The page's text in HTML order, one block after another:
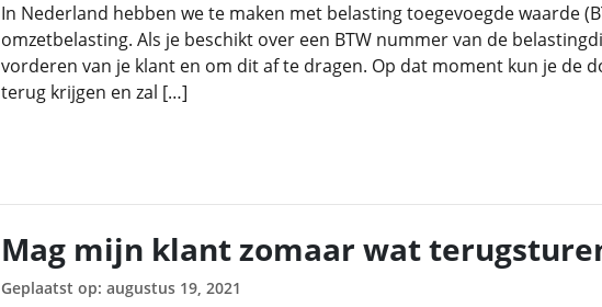
In Nederland hebben we te maken met belasting toegevoegde waarde
omzetbelasting. Als je beschikt over een BTW nummer van de
vorderen van je klant en om dit af te dragen. Op dat moment kun je de
terug krijgen en zal […]
Mag mijn klant zomaar wat
Geplaatst op: augustus 19, 2021